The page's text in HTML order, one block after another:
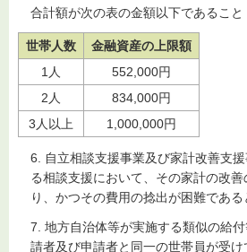
合計額が次の表の金額以下であること
世帯人数
金融資産の上限額
1人
552,000円
2人
834,000円
3人以上
1,000,000円
6. 自立相談支援事業及び家計改善支
る相談支援において、その家計の改
り、かつその費用の捻出が困難である
7. 地方自治体等が実施する類似の給
請者及び申請者と同一の世帯員が受け